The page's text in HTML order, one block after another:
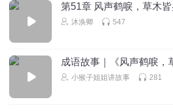
第51章 风声鹤唳，草木
沐涣卿 547
成语故事｜《风声鹤唳，
小猴子姐姐讲故事 281